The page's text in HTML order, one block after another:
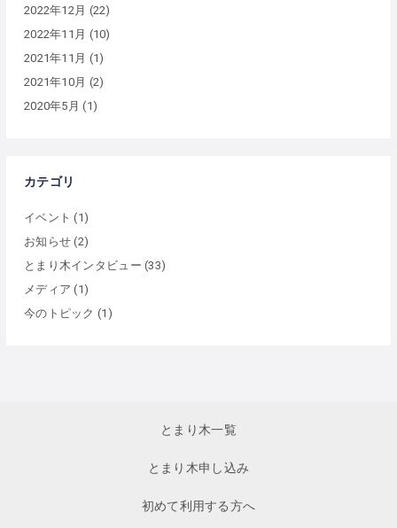
2022年12月 (22)
2022年11月 (10)
2021年11月 (1)
2021年10月 (2)
2020年5月 (1)
カテゴリ
イベント (1)
お知らせ (2)
とまり木インタビュー (33)
メディア (1)
今のトピック (1)
とまり木一覧
とまり木申し込み
初めて利用する方へ